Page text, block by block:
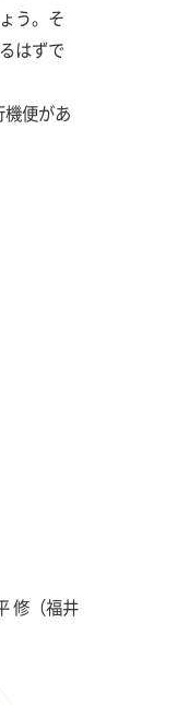
う。そ
はずで
便があ
修（福井